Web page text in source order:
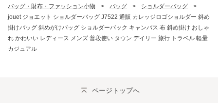
バッグ・財布・ファッション小物
> バッグ > ショルダーバッグ
>
jouet ジョエット ショルダーバッグ J7522 通販 カレッジロゴショルダー 斜め
掛けバッグ 斜めがけバッグ ショルダーバック キャンバス 布 斜め掛け おしゃ
れ かわいい レディース メンズ 普段使い タウン デイリー 旅行 トラベル 軽量
カジュアル
ページトップへ